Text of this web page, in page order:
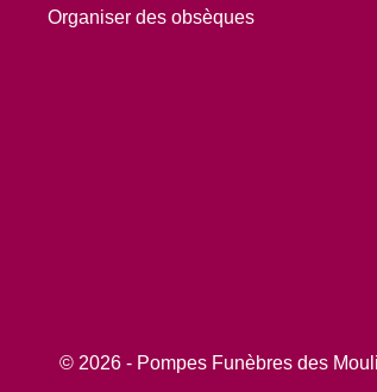
Organiser des obsèques
© 2026 - Pompes Funèbres des